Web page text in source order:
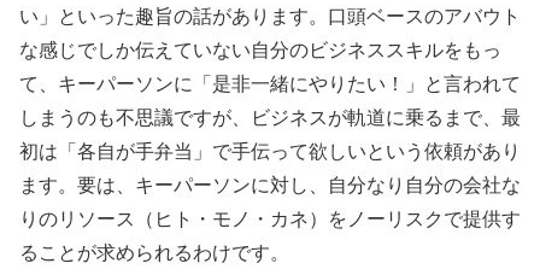
い」といった趣旨の話があります。口頭ベースのアバウト
な感じでしか伝えていない自分のビジネススキルをもっ
て、キーパーソンに「是非一緒にやりたい！」と言われて
しまうのも不思議ですが、ビジネスが軌道に乗るまで、最
初は「各自が手弁当」で手伝って欲しいという依頼があり
ます。要は、キーパーソンに対し、自分なり自分の会社な
りのリソース（ヒト・モノ・カネ）をノーリスクで提供す
ることが求められるわけです。